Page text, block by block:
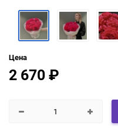
Цена
2 670₽